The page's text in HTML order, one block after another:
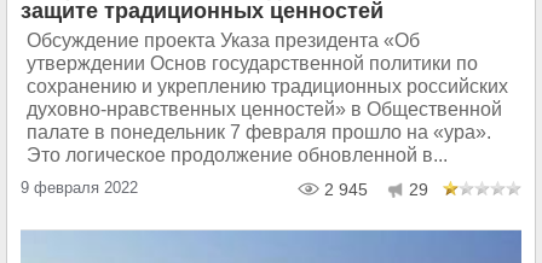
защите традиционных ценностей
Обсуждение проекта Указа президента «Об
утверждении Основ государственной политики по
сохранению и укреплению традиционных российских
духовно-нравственных ценностей» в Общественной
палате в понедельник 7 февраля прошло на «ура».
Это логическое продолжение обновленной в...
9 февраля 2022 2 945 29